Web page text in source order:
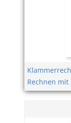
Rechnen